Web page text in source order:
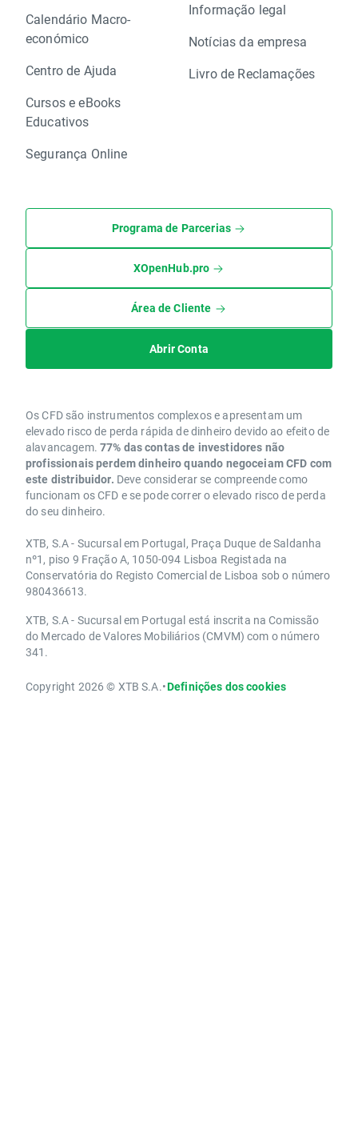
Calendário Macro-
económico
Centro de Ajuda
Cursos e eBooks
Educativos
Segurança Online
Informação legal
Notícias da empresa
Livro de Reclamações
Programa de Parcerias
XOpenHub.pro
Área de Cliente
Abrir Conta
Os CFD são instrumentos complexos e apresentam um
elevado risco de perda rápida de dinheiro devido ao efeito de
alavancagem. 77% das contas de investidores não
profissionais perdem dinheiro quando negoceiam CFD com
este distribuidor. Deve considerar se compreende como
funcionam os CFD e se pode correr o elevado risco de perda
do seu dinheiro.
XTB, S.A - Sucursal em Portugal, Praça Duque de Saldanha
nº1, piso 9 Fração A, 1050-094 Lisboa Registada na
Conservatória do Registo Comercial de Lisboa sob o número
980436613.
XTB, S.A - Sucursal em Portugal está inscrita na Comissão
do Mercado de Valores Mobiliários (CMVM) com o número
341.
Copyright 2026 © XTB S.A.•Definições dos cookies